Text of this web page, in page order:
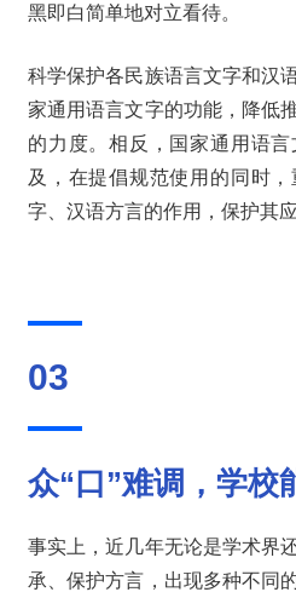
黑即白简单地对立看待。
科学保护各民族语言文字和汉
家通用语言文字的功能，降低
的力度。相反，国家通用语
及，在提倡规范使用的同时
字、汉语方言的作用，保护其
03
众“口”难调， 学校
事实上，近几年无论是学术界
承、保护方言，出现多种不同